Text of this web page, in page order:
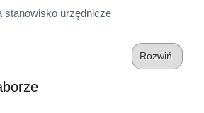
stanowisko urzędnicze
Rozwiń